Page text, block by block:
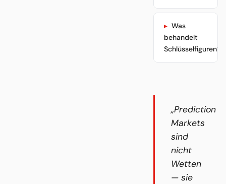
Was
behandelt
Schlüsselfiguren?
„Prediction
Markets
sind
nicht
Wetten
— sie